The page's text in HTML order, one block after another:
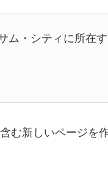
ム・シティに所在
む新しいページを